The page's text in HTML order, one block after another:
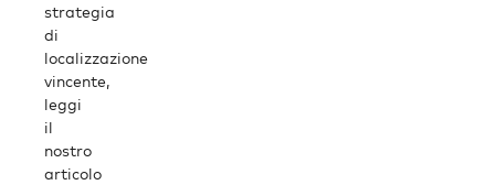
strategia
di
localizzazione
vincente,
leggi
il
nostro
articolo